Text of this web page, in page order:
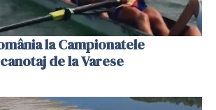
la Campionatele
de la Varese